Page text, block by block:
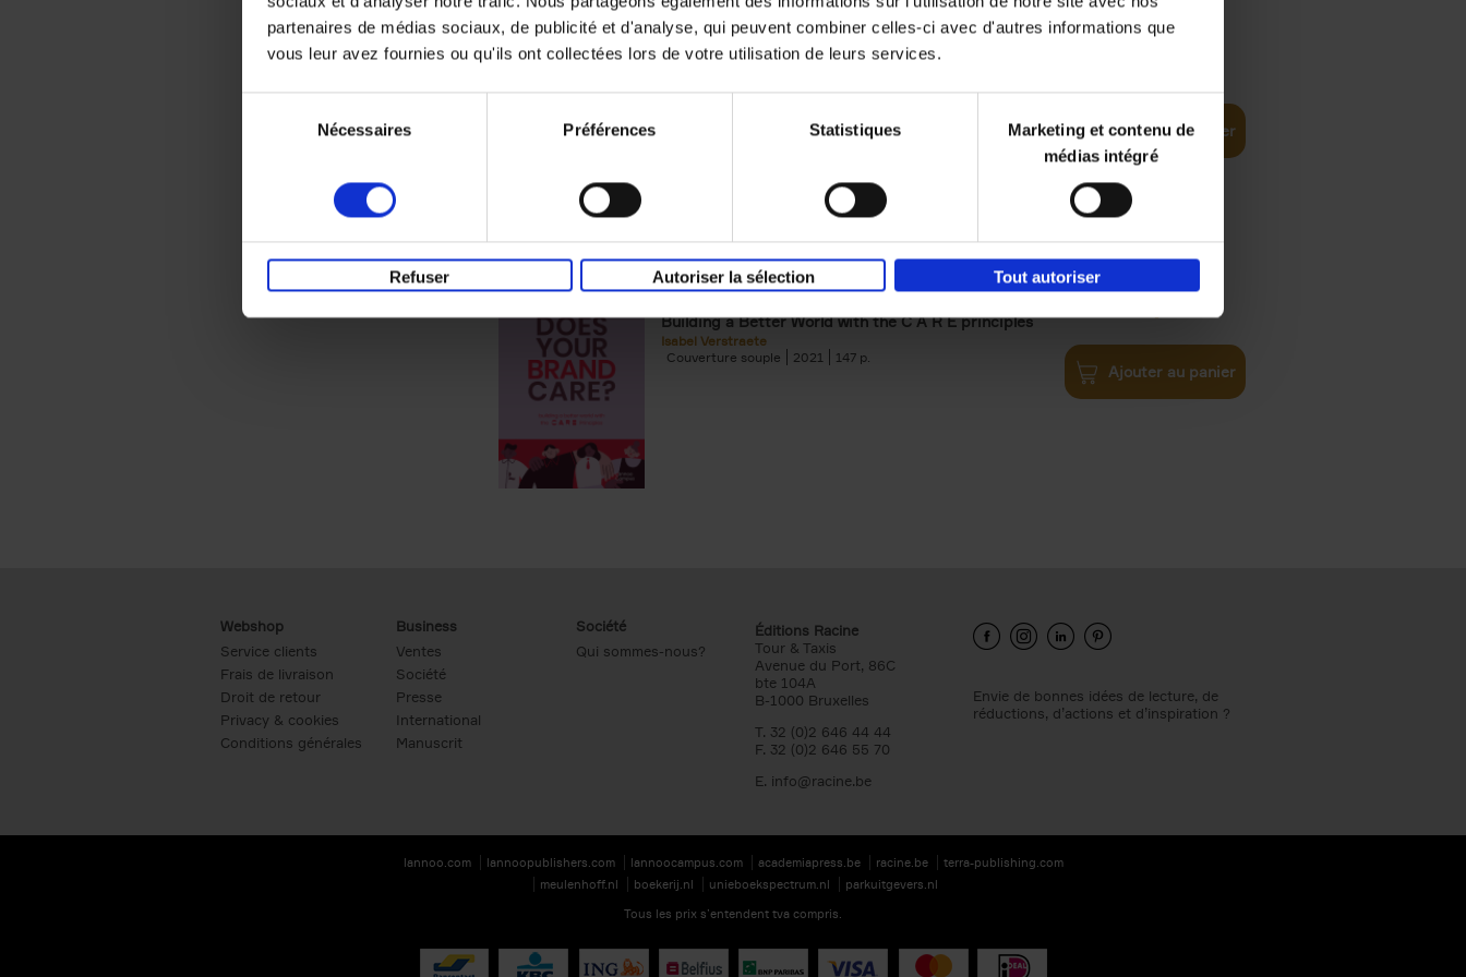
partenaires de médias sociaux, de publicité et d'analyse, qui peuvent combiner celles-ci avec d'autres informations que
vous leur avez fournies ou qu'ils ont collectées lors de votre utilisation de leurs services.
Nécessaires Préférences Statistiques
Marketing et contenu de
médias intégré
Refuser Autoriser la sélection Tout autoriser
Digital marketing like a PRO -
completely revised edition
Ajouter au panier
Does Your Brand Care?
Building a Better World with the C A R E principles
Isabel Verstraete
Couverture souple
2021 147
€34,99
Ajouter au panier
Webshop
Service clients
Frais de livraison
Droit de retour
Privacy & cookies
Conditions générales
Business
Ventes
Société
Presse
International
Manuscrit
Société
Qui sommes-nous?
Éditions Racine
Tour & Taxis
Avenue du Port, 86C
bte 104A
B-1000 Bruxelles
T. 32 (0)2 646 44 44
F. 32 (0)2 646 55 70
E. info@racine.be
Envie de bonnes idées de lecture, de
réductions, d’actions et d’inspiration ?
lannoo.com lannoopublishers.com lannoocampus.com academiapress.be racine.be
terra-publishing.com
meulenhoff.nl
boekerij.nl unieboekspectrum.nl
parkuitgevers.nl
Tous les prix s’entendent tva compris.